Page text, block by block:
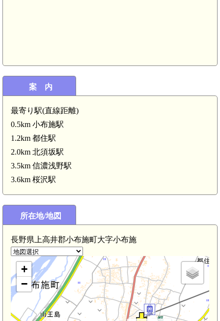
案 内
最寄り駅(直線距離)
0.5km 小布施駅
1.2km 都住駅
2.0km 北須坂駅
3.5km 信濃浅野駅
3.6km 桜沢駅
所在地/地図
長野県上高井郡小布施町大字小布施
+
−